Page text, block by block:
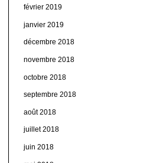
février 2019
janvier 2019
décembre 2018
novembre 2018
octobre 2018
septembre 2018
août 2018
juillet 2018
juin 2018